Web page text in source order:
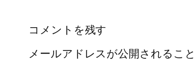
コメントを残す
メールアドレスが公開されるこ